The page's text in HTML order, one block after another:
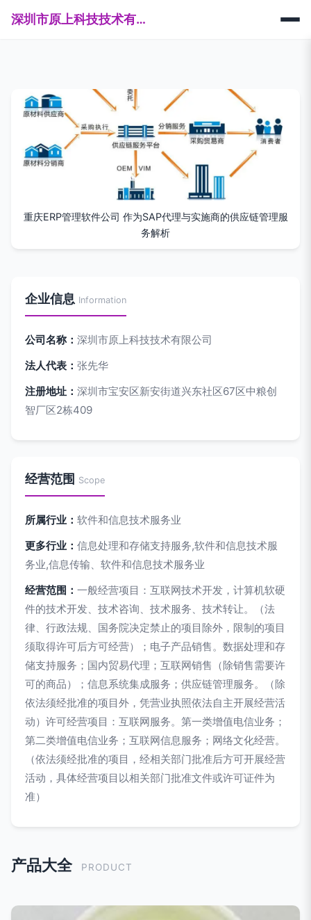
深圳市原上科技技术有限公司
重庆ERP管理软件公司 作为SAP代理与实施商的供应链管理服
务解析
企业信息 Information
公司名称： 深圳市原上科技技术有限公司
法人代表： 张先华
注册地址： 深圳市宝安区新安街道兴东社区67区中粮创
智厂区2栋409
经营范围 Scope
所属行业： 软件和信息技术服务业
更多行业： 信息处理和存储支持服务,软件和信息技术服
务业,信息传输、软件和信息技术服务业
经营范围： 一般经营项目：互联网技术开发，计算机软硬
件的技术开发、技术咨询、技术服务、技术转让。（法
律、行政法规、国务院决定禁止的项目除外，限制的项目
须取得许可后方可经营）；电子产品销售。数据处理和存
储支持服务；国内贸易代理；互联网销售（除销售需要许
可的商品）；信息系统集成服务；供应链管理服务。（除
依法须经批准的项目外，凭营业执照依法自主开展经营活
动）许可经营项目：互联网服务。第一类增值电信业务；
第二类增值电信业务；互联网信息服务；网络文化经营。
（依法须经批准的项目，经相关部门批准后方可开展经营
活动，具体经营项目以相关部门批准文件或许可证件为
准）
产品大全 PRODUCT